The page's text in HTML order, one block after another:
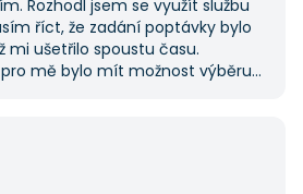
Rozhodl jsem se využít službu
říct, že zadání poptávky bylo
mi ušetřilo spoustu času.
mě bylo mít možnost výběru
byl spokojený, protože mi
řešení. Vše proběhlo v pořádku
znovu.